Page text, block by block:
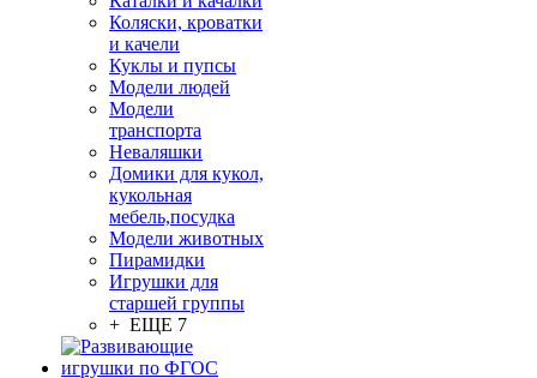
Коляски, кроватки
и качели
Куклы и пупсы
Модели людей
Модели
транспорта
Неваляшки
Домики для кукол,
кукольная
мебель,посудка
Модели животных
Пирамидки
Игрушки для
старшей группы
+ ЕЩЕ 7